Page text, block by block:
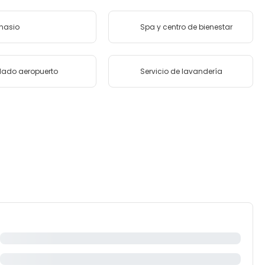
Spa y centro de bienestar
aeropuerto Servicio de lavandería